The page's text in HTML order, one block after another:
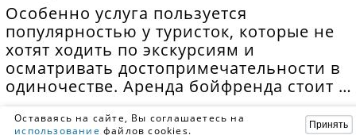
Особенно услуга пользуется
популярностью у туристок, которые не
хотят ходить по экскурсиям и
осматривать достопримечательности в
одиночестве. Аренда бойфренда стоит в
Оставаясь на сайте, Вы соглашаетесь на
использование файлов cookies. Принять